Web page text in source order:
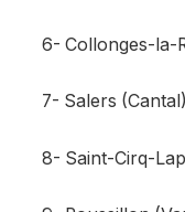
6- Collonges-la-
7- Salers (Cantal)
8- Saint-Cirq-